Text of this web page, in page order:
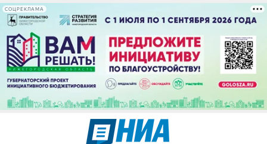
СОЦРЕКЛАМА